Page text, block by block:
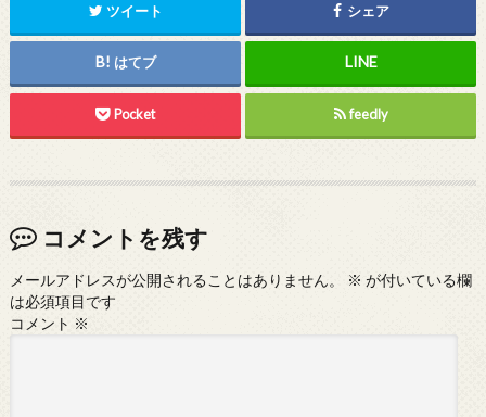
ツイート シェア
はてブ
Pocket feedly
コメントを残す
メールアドレスが公開されることはありません。 ※ が付いている欄
は必須項目です
コメント ※